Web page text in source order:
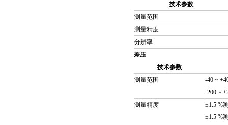
技术参数
测量范围
测量精度
分辨率
差压
技术参数
测量范围
-40 ~
-200 ~
测量精度
±1.5 %
±1.5 %